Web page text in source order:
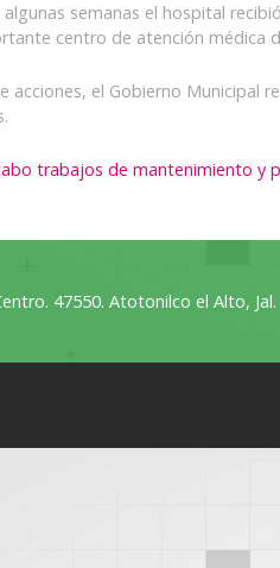
semanas el hospital
centro de atención médica
acciones, el Gobierno Municipal
trabajos de mantenimiento
47550. Atotonilco el Alto, Jal.